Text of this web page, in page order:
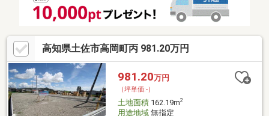
高知県土佐市高岡町丙 981.20万円
981.20万円
（坪単価:-）
土地面積162.19m2
用途地域無指定